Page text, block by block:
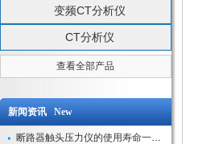
变频CT分析仪
CT分析仪
查看全部产品
新闻资讯 New
断路器触头压力仪的使用寿命一般是多久？